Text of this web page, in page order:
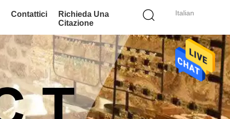
Italian
Contattici
Richieda Una
Citazione